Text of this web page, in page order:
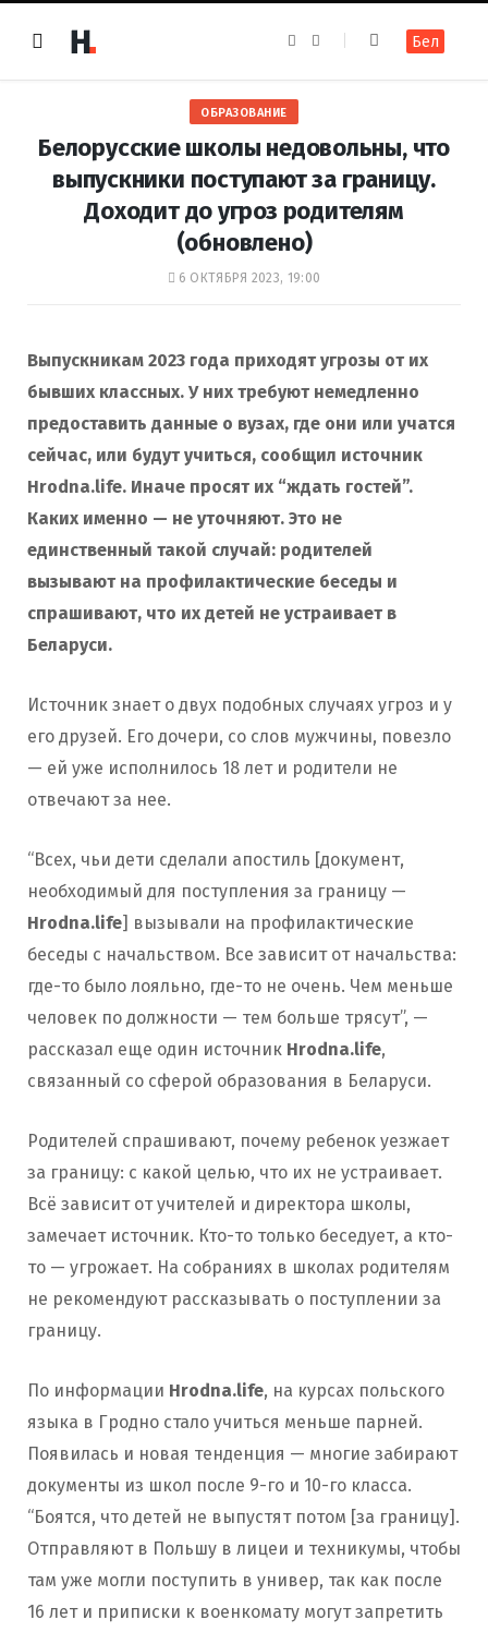
e
b
o
k
t
a
m
Бел
ОБРАЗОВАНИЕ
Белорусские школы недовольны, что
выпускники поступают за границу.
Доходит до угроз родителям
(обновлено)
6 ОКТЯБРЯ 2023, 19:00
Выпускникам 2023 года приходят угрозы от их
бывших классных. У них требуют немедленно
предоставить данные о вузах, где они или учатся
сейчас, или будут учиться, сообщил источник
Hrodna.life. Иначе просят их “ждать гостей”.
Каких именно — не уточняют. Это не
единственный такой случай: родителей
вызывают на профилактические беседы и
спрашивают, что их детей не устраивает в
Беларуси.
Источник знает о двух подобных случаях угроз и у
его друзей. Его дочери, со слов мужчины, повезло
— ей уже исполнилось 18 лет и родители не
отвечают за нее.
“Всех, чьи дети сделали апостиль [документ,
необходимый для поступления за границу —
Hrodna.life] вызывали на профилактические
беседы с начальством. Все зависит от начальства:
где-то было лояльно, где-то не очень. Чем меньше
человек по должности — тем больше трясут”, —
рассказал еще один источник Hrodna.life,
связанный со сферой образования в Беларуси.
Родителей спрашивают, почему ребенок уезжает
за границу: с какой целью, что их не устраивает.
Всё зависит от учителей и директора школы,
замечает источник. Кто-то только беседует, а кто-
то — угрожает. На собраниях в школах родителям
не рекомендуют рассказывать о поступлении за
границу.
По информации Hrodna.life, на курсах польского
языка в Гродно стало учиться меньше парней.
Появилась и новая тенденция — многие забирают
документы из школ после 9-го и 10-го класса.
“Боятся, что детей не выпустят потом [за границу].
Отправляют в Польшу в лицеи и техникумы, чтобы
там уже могли поступить в универ, так как после
16 лет и приписки к военкомату могут запретить